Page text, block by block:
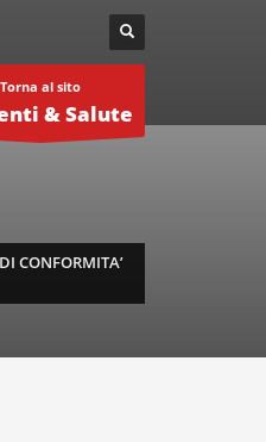
Torna al sito
& Salute
CONFORMITA’